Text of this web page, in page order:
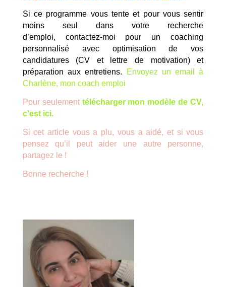
Si ce programme vous tente et pour vous sentir
moins seul dans votre recherche
d’emploi, contactez-moi pour un coaching
personnalisé avec optimisation de vos
candidatures (CV et lettre de motivation) et
préparation aux entretiens.
Envoyez un email à
Charlène, mon coach emploi
Pour seulement télécharger mon modèle de CV,
c’est ici.
Si cet article vous a plu, vous a aidé, et si vous
pensez qu’il peut aider une autre personne,
partagez le !
Bonne recherche !